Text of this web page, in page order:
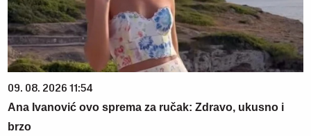
09. 08. 2026 11:54
Ana Ivanović ovo sprema za ručak: Zdravo, ukusno i
brzo